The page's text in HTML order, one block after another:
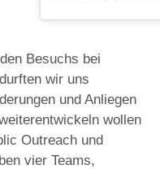
Besuchs bei
wir uns
und Anliegen
wollen
Outreach und
vier Teams,